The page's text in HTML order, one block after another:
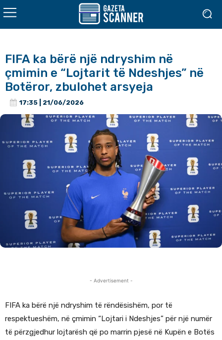
FIFA ka bërë një ndryshim në
çmimin e “Lojtarit të Ndeshjes” në
Botëror, zbulohet arsyeja
17:35 | 21/06/2026
- Advertisement -
FIFA ka bërë një ndryshim të rëndësishëm, por të
respektueshëm, në çmimin “Lojtari i Ndeshjes” për një numër
të përzgjedhur lojtarësh që po marrin pjesë në Kupën e Botës